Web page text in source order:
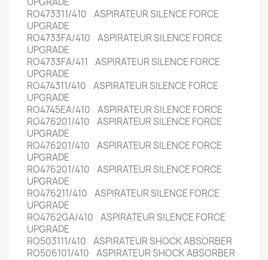
RO473311/410 ASPIRATEUR SILENCE FORCE
UPGRADE
RO4733FA/410 ASPIRATEUR SILENCE FORCE
UPGRADE
RO4733FA/411 ASPIRATEUR SILENCE FORCE
UPGRADE
RO474311/410 ASPIRATEUR SILENCE FORCE
UPGRADE
RO4745EA/410 ASPIRATEUR SILENCE FORCE
RO476201/410 ASPIRATEUR SILENCE FORCE
UPGRADE
RO476201/410 ASPIRATEUR SILENCE FORCE
UPGRADE
RO476201/410 ASPIRATEUR SILENCE FORCE
UPGRADE
RO476211/410 ASPIRATEUR SILENCE FORCE
UPGRADE
RO4762GA/410 ASPIRATEUR SILENCE FORCE
UPGRADE
RO503111/410 ASPIRATEUR SHOCK ABSORBER
RO506101/410 ASPIRATEUR SHOCK ABSORBER